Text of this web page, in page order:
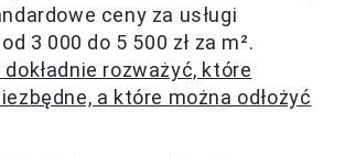
ceny za usługi
3 000 do 5 500 zł za m².
rozważyć, które
a które można odłożyć